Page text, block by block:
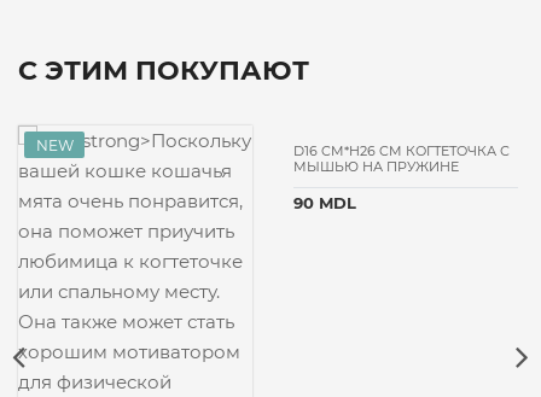
С ЭТИМ ПОКУПАЮТ
D16 CM*H26 CM КОГТЕТОЧКА С
МЫШЬЮ НА ПРУЖИНЕ
90 MDL